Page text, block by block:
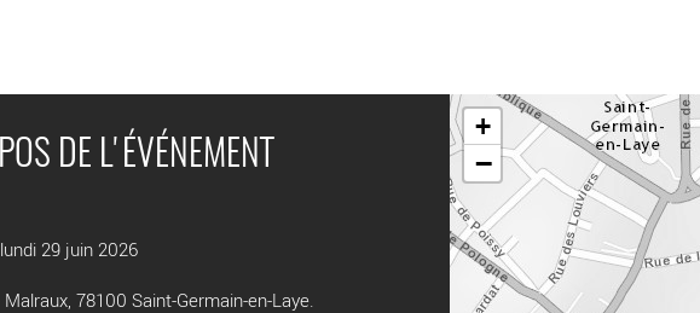
DE L'ÉVÉNEMENT
29 juin 2026
78100 Saint-Germain-en-Laye.
+
−